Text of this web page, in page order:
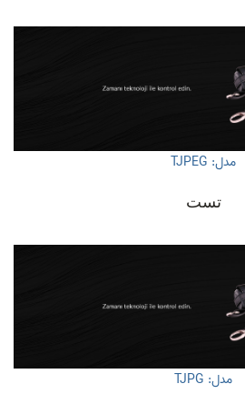
مدل: TJPEG
تست
مدل: TJPG